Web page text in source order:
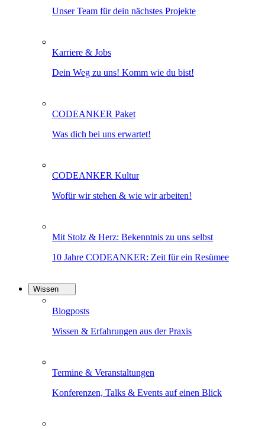
Unser Team für dein nächstes Projekte
Karriere & Jobs
Dein Weg zu uns! Komm wie du bist!
CODEANKER Paket
Was dich bei uns erwartet!
CODEANKER Kultur
Wofür wir stehen & wie wir arbeiten!
Mit Stolz & Herz: Bekenntnis zu uns selbst
10 Jahre CODEANKER: Zeit für ein Resümee
Wissen
Blogposts
Wissen & Erfahrungen aus der Praxis
Termine & Veranstaltungen
Konferenzen, Talks & Events auf einen Blick